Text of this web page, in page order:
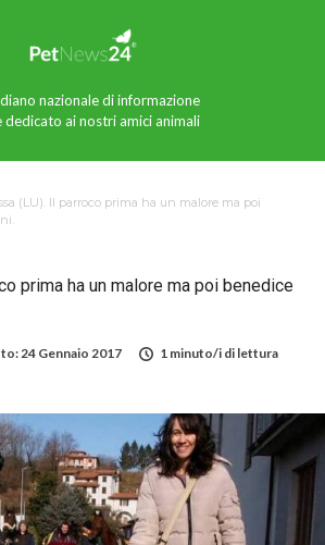
nazionale di informazione
dedicato ai nostri amici animali
(LU). Il parroco prima ha un malore ma poi
prima ha un malore ma poi benedice
24 Gennaio 2017 1 minuto/i di lettura